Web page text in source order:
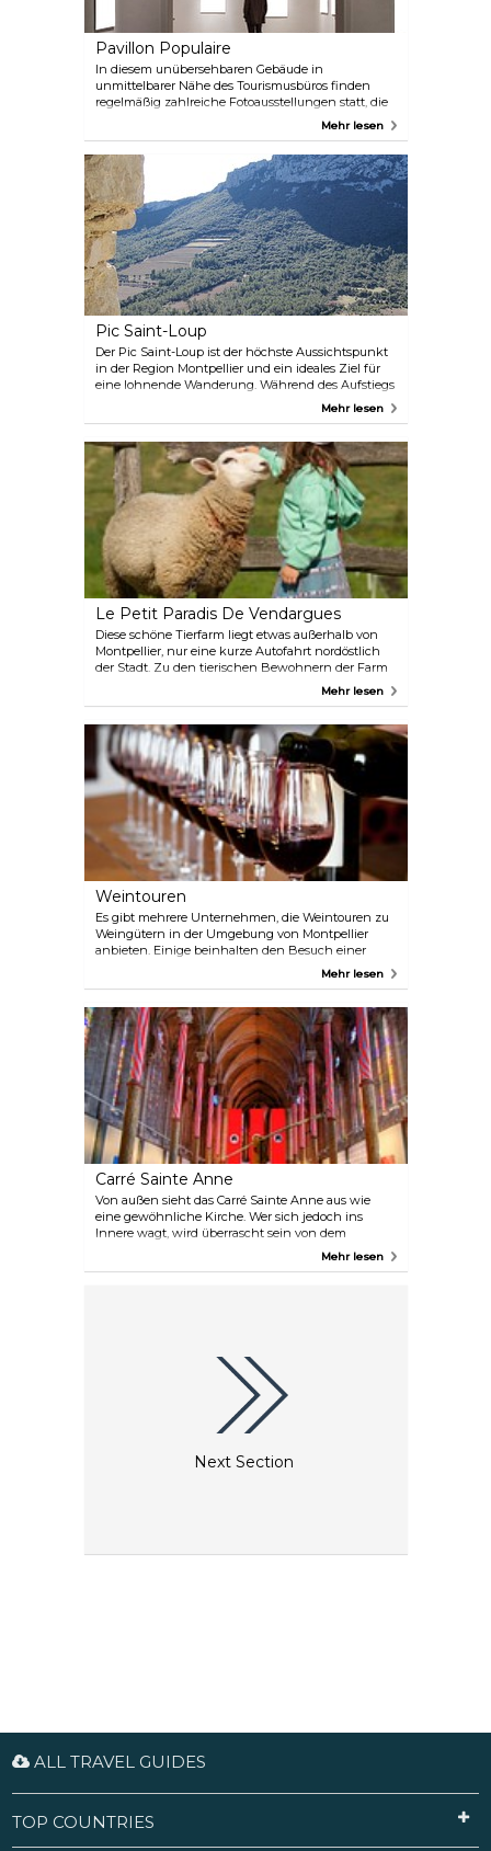
Pavillon Populaire
In diesem unübersehbaren Gebäude in
unmittelbarer Nähe des Tourismusbüros finden
regelmäßig zahlreiche Fotoausstellungen statt, die
Werke lokaler und internationaler Fotografen
schauen Sie vorbei, wenn Sie in der Stadt sind, um
zu sehen, was es Neues gibt.
Mehr lesen
Pic Saint-Loup
Der Pic Saint-Loup ist der höchste Aussichtspunkt
in der Region Montpellier und ein ideales Ziel für
eine lohnende Wanderung. Während des Aufstiegs
offenbart sich die wahre Belohnung auf dem
Gipfel, wo sich unter Ihnen üppige Täler erstrecken,
Mehr lesen
Le Petit Paradis De Vendargues
Diese schöne Tierfarm liegt etwas außerhalb von
Montpellier, nur eine kurze Autofahrt nordöstlich
der Stadt. Zu den tierischen Bewohnern der Farm
gehören Alpakas, Schweine, Esel, Ziegen,
Tretboote, aufblasbare Strukturen und Spiele für
Kinder.
Mehr lesen
Weintouren
Es gibt mehrere Unternehmen, die Weintouren zu
Weingütern in der Umgebung von Montpellier
anbieten. Einige beinhalten den Besuch einer
Olivenfarm (und andere Aktivitäten), gefolgt von
beinhaltet. Ein Unternehmen, das solche Touren
organisiert, ist Montpellier Wine Tours.
Mehr lesen
Carré Sainte Anne
Von außen sieht das Carré Sainte Anne aus wie
eine gewöhnliche Kirche. Wer sich jedoch ins
Innere wagt, wird überrascht sein von dem
renovierten Raum, der in einen zeitgenössischen
Mehr lesen
Next Section
ALL TRAVEL GUIDES
TOP COUNTRIES